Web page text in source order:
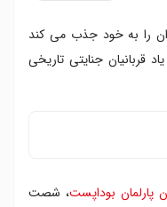
را به خود جذب می کند
قربانیان جنایتی تاریخی
پارلمان بوداپست، شصت